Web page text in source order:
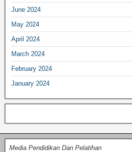
June 2024
May 2024
April 2024
March 2024
February 2024
January 2024
Media Pendidikan Dan Pelatihan